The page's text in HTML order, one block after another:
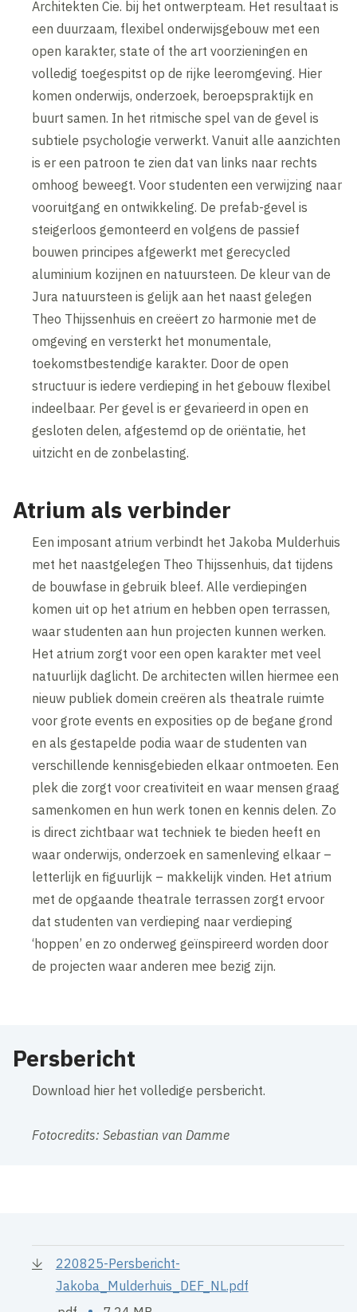
Architekten Cie. bij het ontwerpteam. Het resultaat is
een duurzaam, flexibel onderwijsgebouw met een
open karakter, state of the art voorzieningen en
volledig toegespitst op de rijke leeromgeving. Hier
komen onderwijs, onderzoek, beroepspraktijk en
buurt samen. In het ritmische spel van de gevel is
subtiele psychologie verwerkt. Vanuit alle aanzichten
is er een patroon te zien dat van links naar rechts
omhoog beweegt. Voor studenten een verwijzing naar
vooruitgang en ontwikkeling. De prefab-gevel is
steigerloos gemonteerd en volgens de passief
bouwen principes afgewerkt met gerecycled
aluminium kozijnen en natuursteen. De kleur van de
Jura natuursteen is gelijk aan het naast gelegen
Theo Thijssenhuis en creëert zo harmonie met de
omgeving en versterkt het monumentale,
toekomstbestendige karakter. Door de open
structuur is iedere verdieping in het gebouw flexibel
indeelbaar. Per gevel is er gevarieerd in open en
gesloten delen, afgestemd op de oriëntatie, het
uitzicht en de zonbelasting.
Atrium als verbinder
Een imposant atrium verbindt het Jakoba Mulderhuis
met het naastgelegen Theo Thijssenhuis, dat tijdens
de bouwfase in gebruik bleef. Alle verdiepingen
komen uit op het atrium en hebben open terrassen,
waar studenten aan hun projecten kunnen werken.
Het atrium zorgt voor een open karakter met veel
natuurlijk daglicht. De architecten willen hiermee een
nieuw publiek domein creëren als theatrale ruimte
voor grote events en exposities op de begane grond
en als gestapelde podia waar de studenten van
verschillende kennisgebieden elkaar ontmoeten. Een
plek die zorgt voor creativiteit en waar mensen graag
samenkomen en hun werk tonen en kennis delen. Zo
is direct zichtbaar wat techniek te bieden heeft en
waar onderwijs, onderzoek en samenleving elkaar –
letterlijk en figuurlijk – makkelijk vinden. Het atrium
met de opgaande theatrale terrassen zorgt ervoor
dat studenten van verdieping naar verdieping
‘hoppen’ en zo onderweg geïnspireerd worden door
de projecten waar anderen mee bezig zijn.
Persbericht
Download hier het volledige persbericht.
Fotocredits: Sebastian van Damme
220825-Persbericht-
Jakoba_Mulderhuis_DEF_NL.pdf